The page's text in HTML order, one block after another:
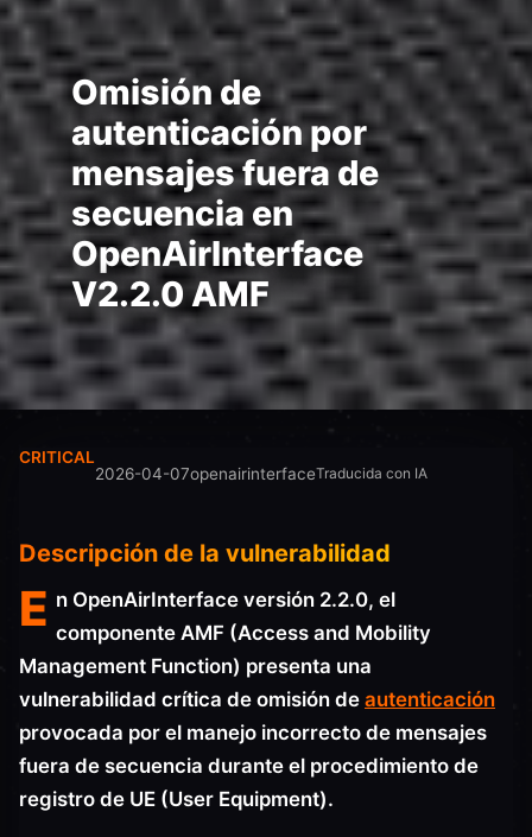
Omisión de
autenticación por
mensajes fuera de
secuencia en
OpenAirInterface
V2.2.0 AMF
CRITICAL
2026-04-07openairinterfaceTraducida con IA
Descripción de la vulnerabilidad
E n OpenAirInterface versión 2.2.0, el
componente AMF (Access and Mobility
Management Function) presenta una
vulnerabilidad crítica de omisión de autenticación
provocada por el manejo incorrecto de mensajes
fuera de secuencia durante el procedimiento de
registro de UE (User Equipment).